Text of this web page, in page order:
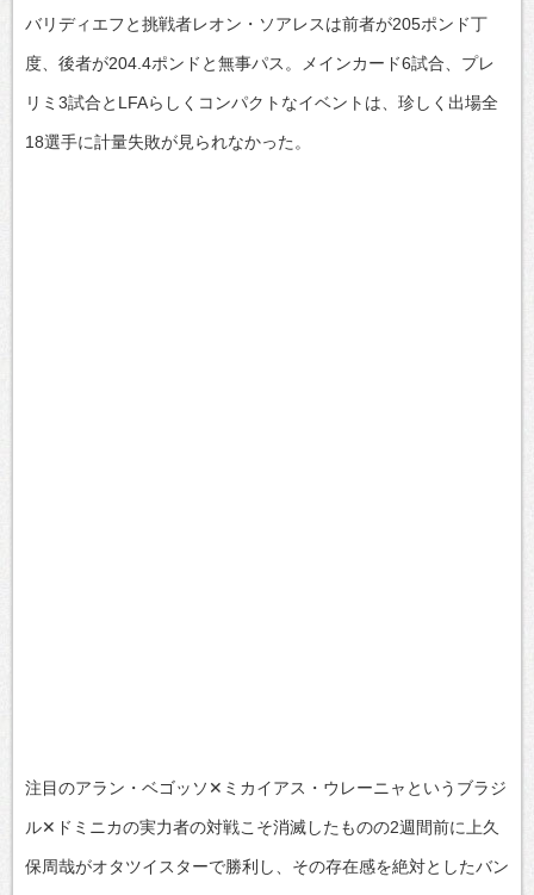
バリディエフと挑戦者レオン・ソアレスは前者が205ポンド丁
度、後者が204.4ポンドと無事パス。メインカード6試合、プレ
リミ3試合とLFAらしくコンパクトなイベントは、珍しく出場全
18選手に計量失敗が見られなかった。
注目のアラン・ベゴッソ✕ミカイアス・ウレーニャというブラジ
ル✕ドミニカの実力者の対戦こそ消滅したものの2週間前に上久
保周哉がオタツイスターで勝利し、その存在感を絶対としたバン